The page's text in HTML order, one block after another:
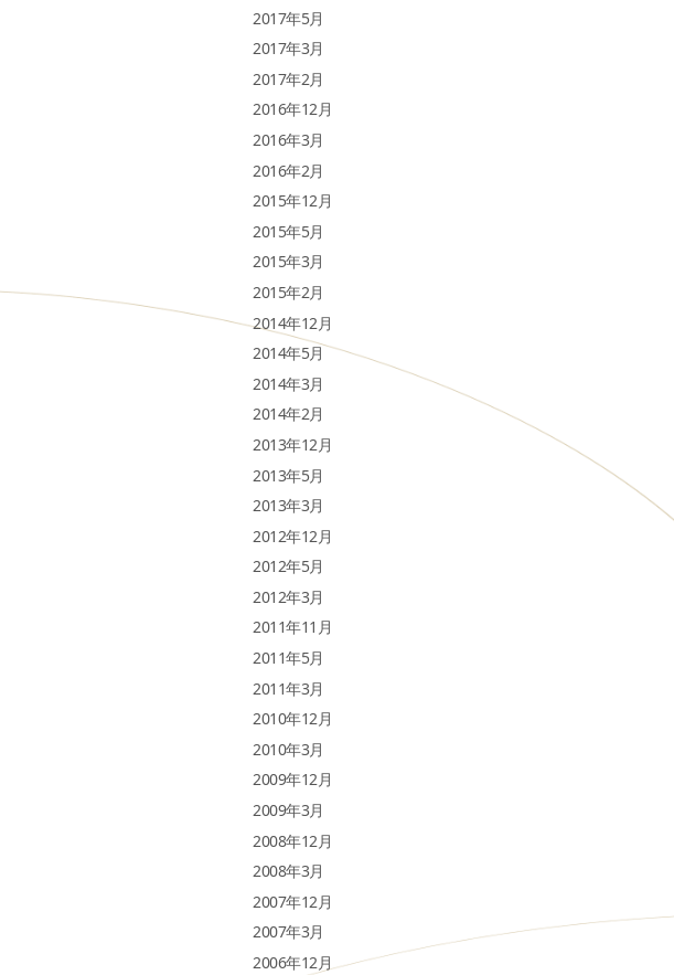
2017年5月
2017年3月
2017年2月
2016年12月
2016年3月
2016年2月
2015年12月
2015年5月
2015年3月
2015年2月
2014年12月
2014年5月
2014年3月
2014年2月
2013年12月
2013年5月
2013年3月
2012年12月
2012年5月
2012年3月
2011年11月
2011年5月
2011年3月
2010年12月
2010年3月
2009年12月
2009年3月
2008年12月
2008年3月
2007年12月
2007年3月
2006年12月